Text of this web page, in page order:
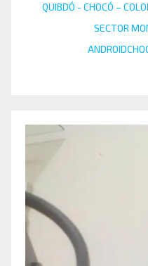
QUIBDÓ - CHOCÓ –
SECTOR